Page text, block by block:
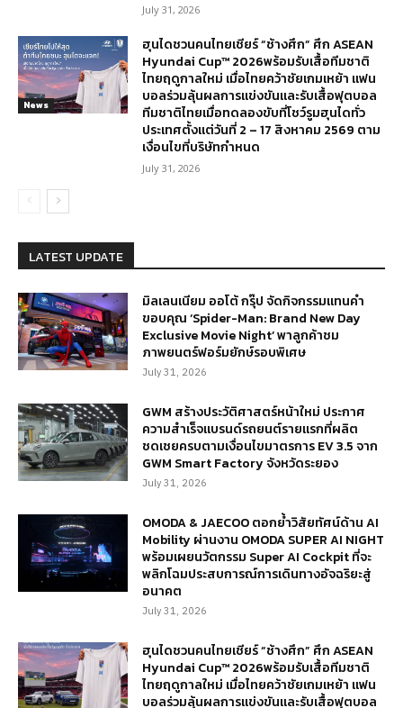
July 31, 2026
News
ฮุนไดชวนคนไทยเชียร์ “ช้างศึก” ศึก ASEAN
Hyundai Cup™ 2026พร้อมรับเสื้อทีมชาติ
ไทยฤดูกาลใหม่ เมื่อไทยคว้าชัยเกมเหย้า แฟน
บอลร่วมลุ้นผลการแข่งขันและรับเสื้อฟุตบอล
ทีมชาติไทยเมื่อทดลองขับที่โชว์รูมฮุนไดทั่ว
ประเทศตั้งแต่วันที่ 2 – 17 สิงหาคม 2569 ตาม
เงื่อนไขที่บริษัทกำหนด
July 31, 2026
LATEST UPDATE
มิลเลนเนียม ออโต้ กรุ๊ป จัดกิจกรรมแทนคำ
ขอบคุณ ‘Spider-Man: Brand New Day
Exclusive Movie Night’ พาลูกค้าชม
ภาพยนตร์ฟอร์มยักษ์รอบพิเศษ
July 31, 2026
GWM สร้างประวัติศาสตร์หน้าใหม่ ประกาศ
ความสำเร็จแบรนด์รถยนต์รายแรกที่ผลิต
ชดเชยครบตามเงื่อนไขมาตรการ EV 3.5 จาก
GWM Smart Factory จังหวัดระยอง
July 31, 2026
OMODA & JAECOO ตอกย้ำวิสัยทัศน์ด้าน AI
Mobility ผ่านงาน OMODA SUPER AI NIGHT
พร้อมเผยนวัตกรรม Super AI Cockpit ที่จะ
พลิกโฉมประสบการณ์การเดินทางอัจฉริยะสู่
อนาคต
July 31, 2026
ฮุนไดชวนคนไทยเชียร์ “ช้างศึก” ศึก ASEAN
Hyundai Cup™ 2026พร้อมรับเสื้อทีมชาติ
ไทยฤดูกาลใหม่ เมื่อไทยคว้าชัยเกมเหย้า แฟน
บอลร่วมลุ้นผลการแข่งขันและรับเสื้อฟุตบอล